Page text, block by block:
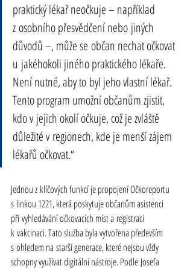
praktický lékař neočkuje – například
z osobního přesvědčení nebo jiných
důvodů –, může se občan nechat očkovat
u jakéhokoli jiného praktického lékaře.
Není nutné, aby to byl jeho vlastní lékař.
Tento program umožní občanům zjistit,
kdo v jejich okolí očkuje, což je zvláště
důležité v regionech, kde je menší zájem
lékařů očkovat.“
Jednou z klíčových funkcí je propojení Očkoreportu
s linkou 1221, která poskytuje občanům asistenci
při vyhledávání očkovacích míst a registraci
k vakcinaci. Tato služba byla vytvořena především
s ohledem na starší generace, které nejsou vždy
schopny využívat digitální nástroje. Podle Josefa